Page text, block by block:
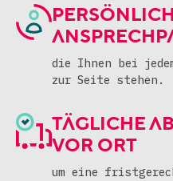
die Ihnen bei
zur Seite stehen.
TÄGLICHE
VOR ORT
um eine